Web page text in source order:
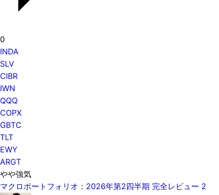
0
INDA
SLV
CIBR
IWN
QQQ
COPX
GBTC
TLT
EWY
ARGT
やや強気
マクロポートフォリオ：2026年第2四半期 完全レビュー 2